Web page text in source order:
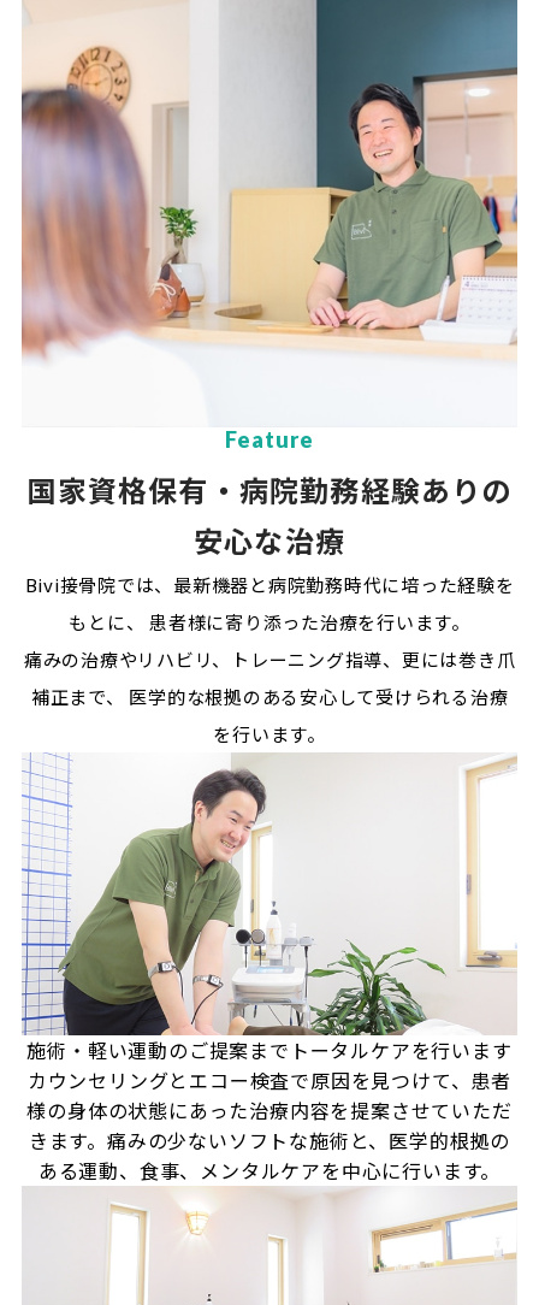
Feature
国家資格保有・病院勤務経験ありの
安心な治療
Bivi接骨院では、最新機器と病院勤務時代に培った経験を
もとに、
患者様に寄り添った治療を行います。
痛みの治療やリハビリ、トレーニング指導、更には巻き爪
補正まで、
医学的な根拠のある安心して受けられる治療
を行います。
施術・軽い運動のご提案まで トータルケアを行います
カウンセリングとエコー検査で原因を見つけて、患者
様の身体の状態にあった治療内容を提案させていただ
きます。痛みの少ないソフトな施術と、医学的根拠の
ある運動、食事、メンタルケアを中心に行います。